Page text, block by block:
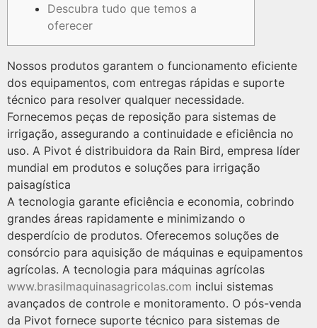
Descubra tudo que temos a
oferecer
Nossos produtos garantem o funcionamento eficiente
dos equipamentos, com entregas rápidas e suporte
técnico para resolver qualquer necessidade.
Fornecemos peças de reposição para sistemas de
irrigação, assegurando a continuidade e eficiência no
uso. A Pivot é distribuidora da Rain Bird, empresa líder
mundial em produtos e soluções para irrigação
paisagística
A tecnologia garante eficiência e economia, cobrindo
grandes áreas rapidamente e minimizando o
desperdício de produtos. Oferecemos soluções de
consórcio para aquisição de máquinas e equipamentos
agrícolas. A tecnologia para máquinas agrícolas
www.brasilmaquinasagricolas.com inclui sistemas
avançados de controle e monitoramento. O pós-venda
da Pivot fornece suporte técnico para sistemas de